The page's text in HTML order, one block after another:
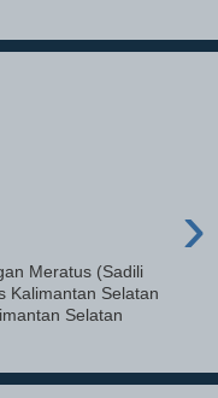
›
Meratus (Sadili
Kalimantan Selatan
Selatan